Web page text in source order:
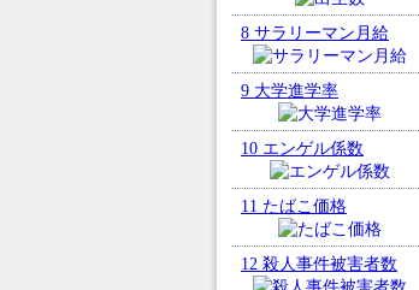
8 サラリーマン月給
9 大学進学率
10 エンゲル係数
11 たばこ価格
12 殺人事件被害者数